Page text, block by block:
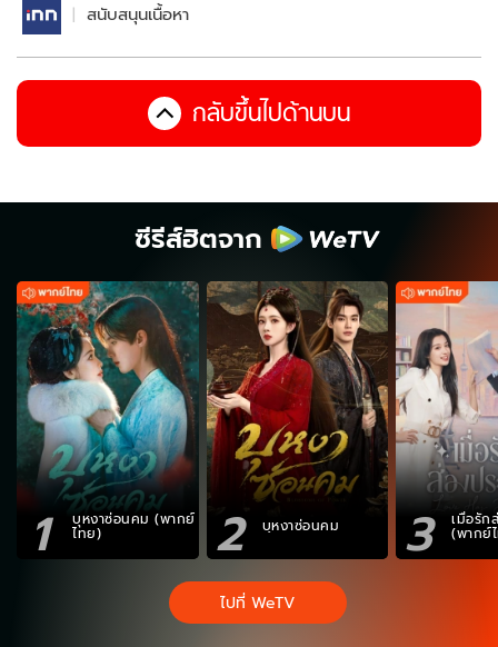
สนับสนุนเนื้อหา
กลับขึ้นไปด้านบน
ซีรีส์ฮิตจาก
1 บุหงาซ่อนคม (พากย์
ไทย) 2 บุหงาซ่อนคม 3 เมื่อรัก
(พากย์
ไปที่ WeTV